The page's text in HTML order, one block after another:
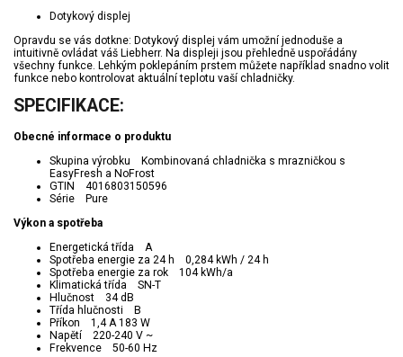
Dotykový displej
Opravdu se vás dotkne: Dotykový displej vám umožní jednoduše a
intuitivně ovládat váš Liebherr. Na displeji jsou přehledně uspořádány
všechny funkce. Lehkým poklepáním prstem můžete například snadno volit
funkce nebo kontrolovat aktuální teplotu vaší chladničky.
SPECIFIKACE:
Obecné informace o produktu
Skupina výrobku Kombinovaná chladnička s mrazničkou s
EasyFresh a NoFrost
GTIN 4016803150596
Série Pure
Výkon a spotřeba
Energetická třída A
Spotřeba energie za 24 h 0,284 kWh / 24 h
Spotřeba energie za rok 104 kWh/a
Klimatická třída SN-T
Hlučnost 34 dB
Třída hlučnosti B
Příkon 1,4 A 183 W
Napětí 220-240 V ~
Frekvence 50-60 Hz